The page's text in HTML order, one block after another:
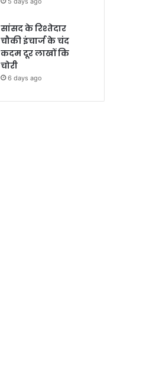
सांसद के रिश्तेदार
चौकी इंचार्ज के चंद
कदम दूर लाखों कि
चोरी
6 days ago